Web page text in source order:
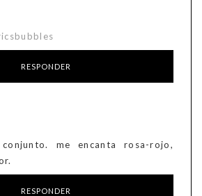
RESPONDER
me encanta rosa-rojo,
RESPONDER